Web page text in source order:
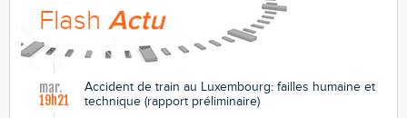
Flash Actu
mar.
19h21
Accident de train au Luxembourg: failles humaine et
technique (rapport préliminaire)